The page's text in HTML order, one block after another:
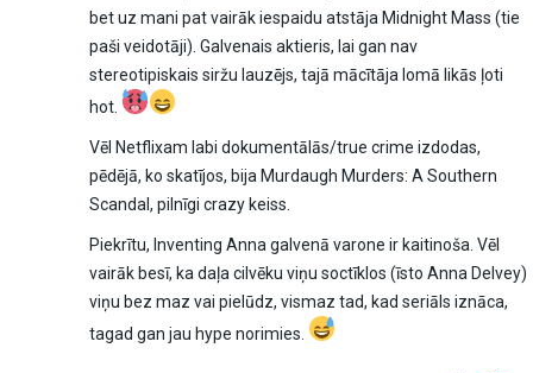
bet uz mani pat vairāk iespaidu atstāja Midnight Mass (tie
paši veidotāji). Galvenais aktieris, lai gan nav
stereotipiskais siržu lauzējs, tajā mācītāja lomā likās ļoti
hot.
Vēl Netflixam labi dokumentālās/true crime izdodas,
pēdējā, ko skatījos, bija Murdaugh Murders: A Southern
Scandal, pilnīgi crazy keiss.
Piekrītu, Inventing Anna galvenā varone ir kaitinoša. Vēl
vairāk besī, ka daļa cilvēku viņu soctīklos (īsto Anna Delvey)
viņu bez maz vai pielūdz, vismaz tad, kad seriāls iznāca,
tagad gan jau hype norimies.